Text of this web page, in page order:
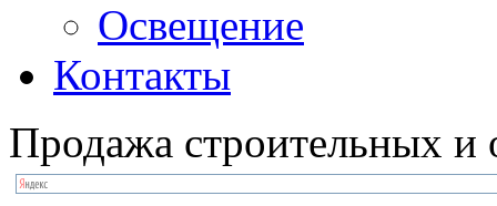
Освещение
Контакты
Продажа строительных и